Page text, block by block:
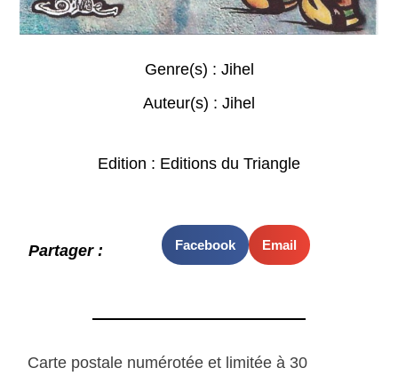
Genre(s) : Jihel
Auteur(s) : Jihel
Edition : Editions du Triangle
Partager : Facebook Email
Carte postale numérotée et limitée à 30